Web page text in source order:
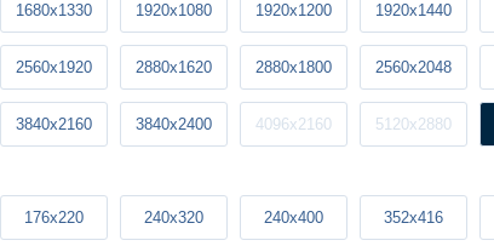
1680x1330 1920x1080 1920x1200 1920x1440
2560x1920 2880x1620 2880x1800 2560x2048
3840x2160 3840x2400 4096x2160 5120x2880
176x220 240x320 240x400 352x416